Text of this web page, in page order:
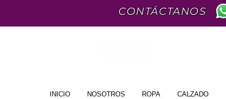
CONTÁCTANOS
INICIO NOSOTROS ROPA CALZADO